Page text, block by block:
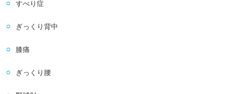
すべり症
ぎっくり背中
膝痛
ぎっくり腰